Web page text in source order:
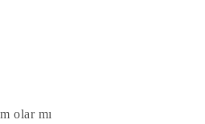
olar mı